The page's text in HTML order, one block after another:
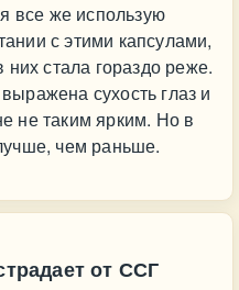
все же использую
с этими капсулами,
стала гораздо реже.
сухость глаз и
не таким ярким. Но в
чем раньше.
от ССГ